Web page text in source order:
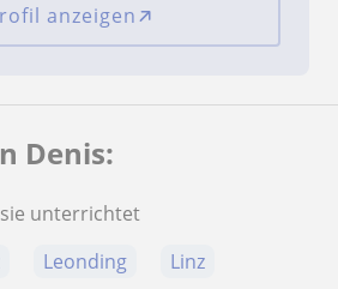
anzeigen
Denis:
unterrichtet
Leonding
Linz